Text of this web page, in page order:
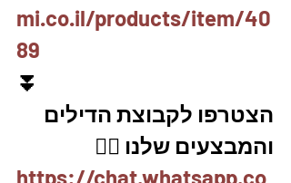
mi.co.il/products/item/40
89
⏬
הצטרפו לקבוצת הדילים
והמבצעים שלנו 👇🏽
https://chat.whatsapp.co